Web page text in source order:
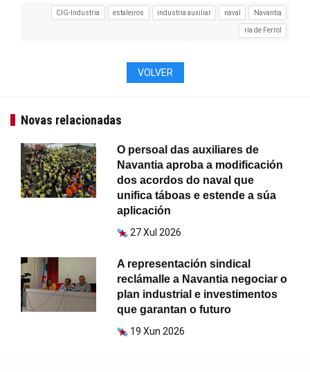
CIG-Industria estaleiros industria auxiliar naval Navantia
ría de Ferrol
VOLVER
Novas relacionadas
O persoal das auxiliares de
Navantia aproba a modificación
dos acordos do naval que
unifica táboas e estende a súa
aplicación
27 Xul 2026
A representación sindical
reclámalle a Navantia negociar o
plan industrial e investimentos
que garantan o futuro
19 Xun 2026